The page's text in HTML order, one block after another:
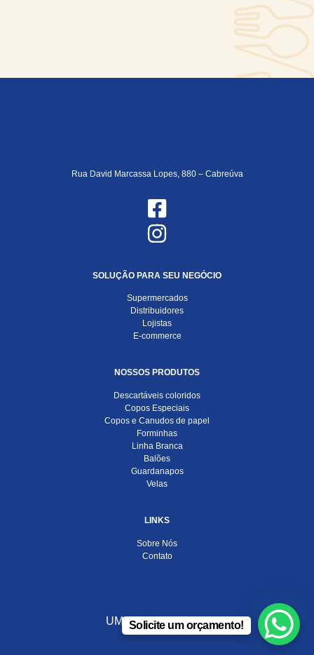
Rua David Marcassa Lopes, 880 – Cabreúva
SOLUÇÃO PARA SEU NEGÓCIO
Supermercados
Distribuidores
Lojistas
E-commerce
NOSSOS PRODUTOS
Descartáveis coloridos
Copos Especiais
Copos e Canudos de papel
Forminhas
Linha Branca
Balões
Guardanapos
Velas
LINKS
Sobre Nós
Contato
UMA EMPRESA DO
Solicite um orçamento!